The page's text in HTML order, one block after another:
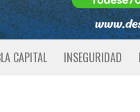
CAPITAL INSEGURIDAD